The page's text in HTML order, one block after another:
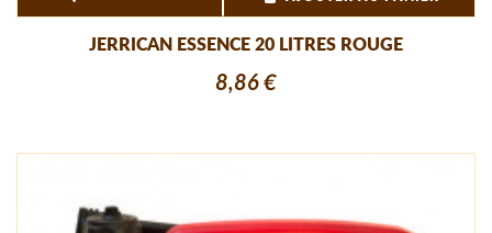
JERRICAN ESSENCE 20 LITRES ROUGE
8,86 €